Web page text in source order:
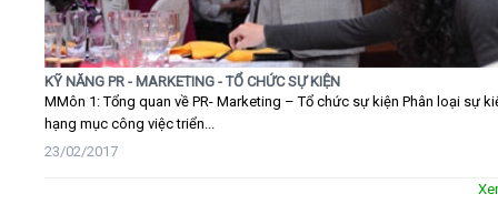
KỸ NĂNG PR - MARKETING - TỔ CHỨC SỰ KIỆN
MMôn 1: Tổng quan về PR- Marketing – Tổ chức sự kiện Phân loại sự
hạng mục công việc triển...
23/02/2017